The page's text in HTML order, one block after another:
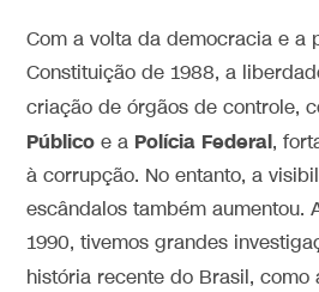
Com a volta da democracia e a
Constituição de 1988, a
criação de órgãos de controle,
Público e a Polícia Federal,
à corrupção. No entanto, a
escândalos também aumentou.
1990, tivemos grandes
história recente do Brasil,